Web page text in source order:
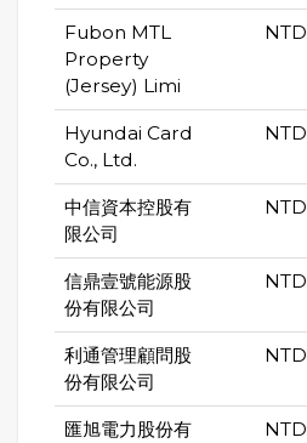
Fubon MTL
Property
(Jersey) Limi
NTD
Hyundai Card
Co., Ltd.
NTD
中信資本控股有
限公司
NTD
信鼎壹號能源股
份有限公司
NTD
利通管理顧問股
份有限公司
NTD
匯旭電力股份有
NTD